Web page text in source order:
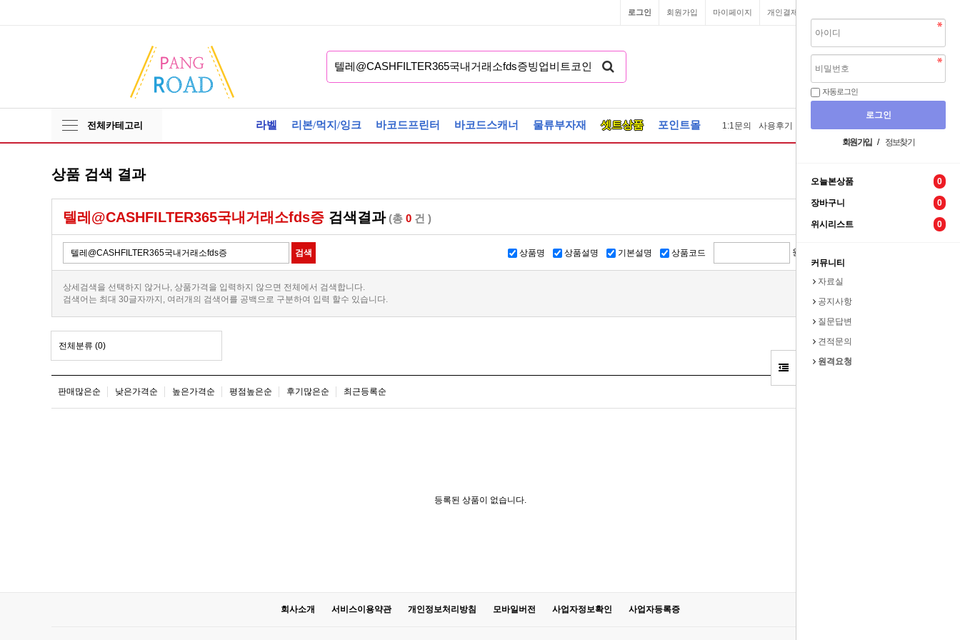
개인결제
마이페이지
회원가입
로그인
전체카테고리 라벨 리본/먹지/잉크 바코드프린터 바코드스캐너 물류부자재 셋트상품 포인트몰 1:1문의 사용후기 질문답변
자동로그인
회원가입 / 정보찾기
오늘본상품 0
장바구니 0
위시리스트 0
커뮤니티
자료실
공지사항
질문답변
견적문의
원격요청
상품 검색 결과
텔레@CASHFILTER365국내거래소fds증 검색결과(총 0 건 )
상품명 상품설명 기본설명 상품코드 원 ~
상세검색을 선택하지 않거나, 상품가격을 입력하지 않으면 전체에서 검색합니다.
검색어는 최대 30글자까지, 여러개의 검색어를 공백으로 구분하여 입력 할수 있습니다.
전체분류 (0)
판매많은순 낮은가격순 높은가격순 평점높은순 후기많은순 최근등록순
등록된 상품이 없습니다.
회사소개 서비스이용약관 개인정보처리방침 모바일버전 사업자정보확인 사업자등록증